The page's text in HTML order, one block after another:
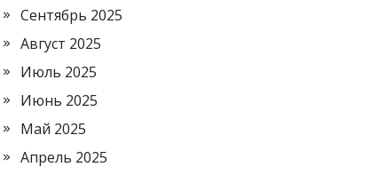
Сентябрь 2025
Август 2025
Июль 2025
Июнь 2025
Май 2025
Апрель 2025